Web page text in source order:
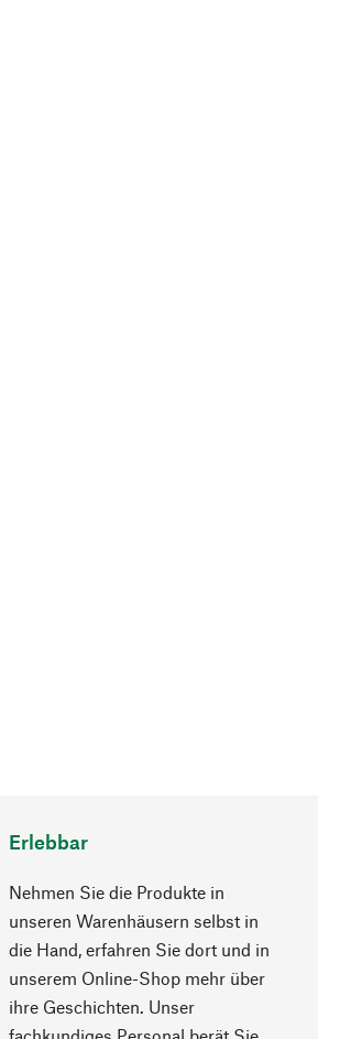
Erlebbar
Nehmen Sie die Produkte in
unseren Warenhäusern selbst in
die Hand, erfahren Sie dort und in
unserem Online-Shop mehr über
ihre Geschichten. Unser